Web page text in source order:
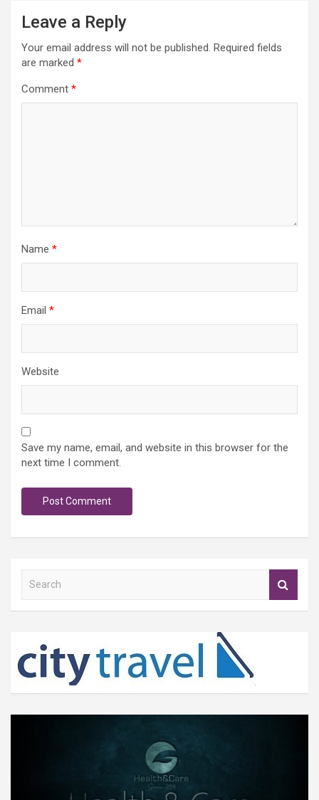
Leave a Reply
Your email address will not be published. Required fields
are marked *
Comment *
Name *
Email *
Website
Save my name, email, and website in this browser for the
next time I comment.
h